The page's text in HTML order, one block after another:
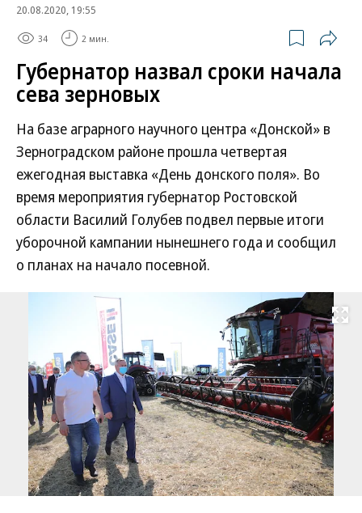
20.08.2020, 19:55
34 2 мин.
Губернатор назвал сроки начала
сева зерновых
На базе аграрного научного центра «Донской» в
Зерноградском районе прошла четвертая
ежегодная выставка «День донского поля». Во
время мероприятия губернатор Ростовской
области Василий Голубев подвел первые итоги
уборочной кампании нынешнего года и сообщил
о планах на начало посевной.
Развернуть